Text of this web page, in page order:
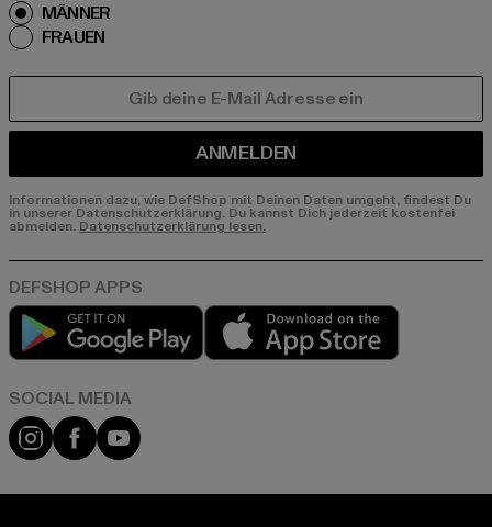
MÄNNER
FRAUEN
ANMELDEN
Informationen dazu, wie DefShop mit Deinen Daten umgeht, findest Du
in unserer Datenschutzerklärung. Du kannst Dich jederzeit kostenfei
abmelden. Datenschutzerklärung lesen.
Play market
Instagram
FacebookYouTube